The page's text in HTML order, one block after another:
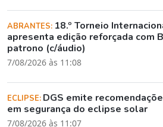
ABRANTES: 18.º Torneio
apresenta edição reforçada com
patrono (c/áudio)
7/08/2026 às 11:08
ECLIPSE: DGS emite
em segurança do eclipse solar
7/08/2026 às 11:07